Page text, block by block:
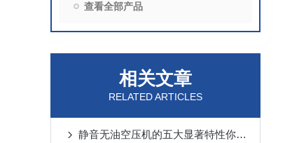
查看全部产品
相关文章
RELATED ARTICLES
静音无油空压机的五大显著特性你可清楚？